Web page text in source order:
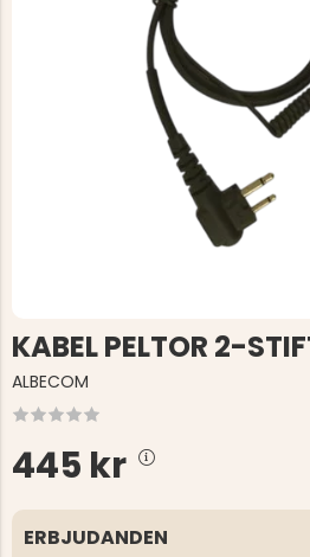
KABEL PELTOR 2-
ALBECOM
445 kr
ERBJUDANDEN